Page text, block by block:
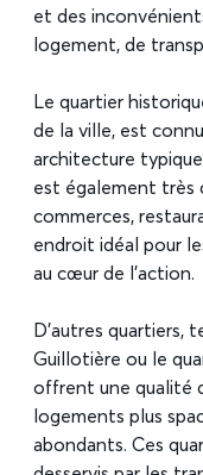
et des
logement, de
Le quartier
de la ville, est
architecture
est également très
commerces,
endroit idéal pour
au cœur de l’action.
D’autres quartiers,
Guillotière ou le
offrent une qualité
logements plus
abondants. Ces